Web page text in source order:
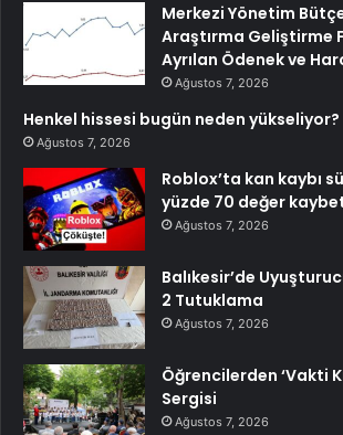
Merkezi Yönetim
Araştırma Geliştirme
Ayrılan Ödenek ve
Ağustos 7, 2026
Henkel hissesi bugün neden yükseliyor?
Ağustos 7, 2026
Roblox’ta kan kaybı
yüzde 70 değer
Ağustos 7, 2026
Balıkesir’de
2 Tutuklama
Ağustos 7, 2026
Öğrencilerden ‘Vakti
Sergisi
Ağustos 7, 2026